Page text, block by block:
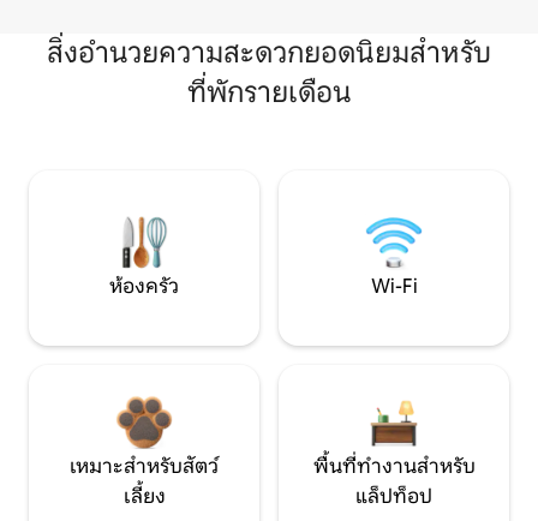
สิ่งอำนวยความสะดวกยอดนิยมสำหรับ
ที่พักรายเดือน
ห้องครัว Wi-Fi
เหมาะสำหรับสัตว์
เลี้ยง
พื้นที่ทำงานสำหรับ
แล็ปท็อป